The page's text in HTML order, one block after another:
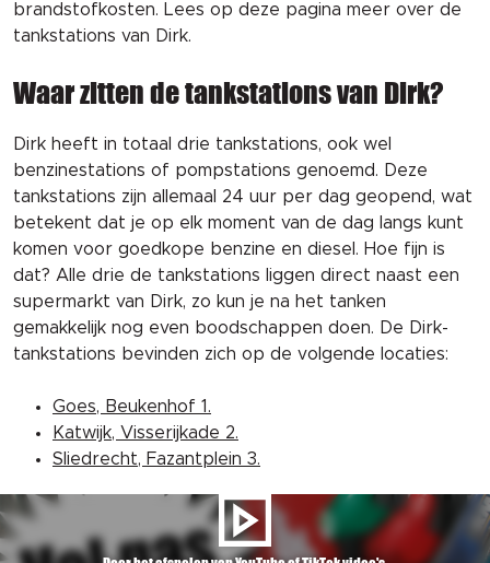
brandstofkosten. Lees op deze pagina meer over de
tankstations van Dirk.
Waar zitten de tankstations van Dirk?
Dirk heeft in totaal drie tankstations, ook wel
benzinestations of pompstations genoemd. Deze
tankstations zijn allemaal 24 uur per dag geopend, wat
betekent dat je op elk moment van de dag langs kunt
komen voor goedkope benzine en diesel. Hoe fijn is
dat? Alle drie de tankstations liggen direct naast een
supermarkt van Dirk, zo kun je na het tanken
gemakkelijk nog even boodschappen doen. De Dirk-
tankstations bevinden zich op de volgende locaties:
Goes, Beukenhof 1.
Katwijk, Visserijkade 2.
Sliedrecht, Fazantplein 3.